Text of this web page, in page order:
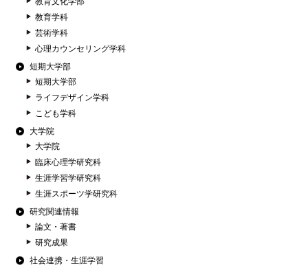
教育学科
芸術学科
心理カウンセリング学科
短期大学部
短期大学部
ライフデザイン学科
こども学科
大学院
大学院
臨床心理学研究科
生涯学習学研究科
生涯スポーツ学研究科
研究関連情報
論文・著書
研究成果
社会連携・生涯学習